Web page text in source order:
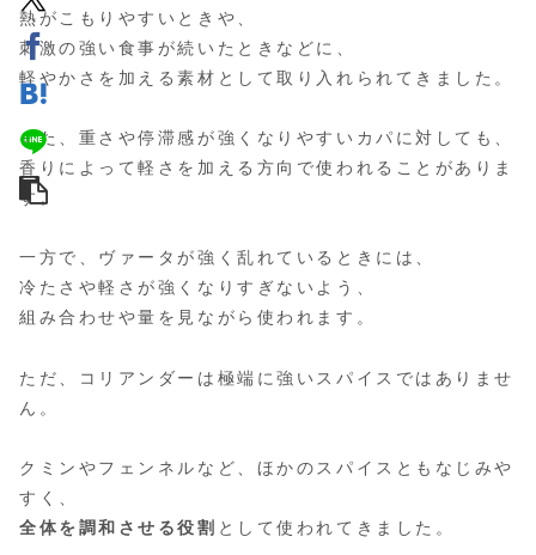
熱がこもりやすいときや、
刺激の強い食事が続いたときなどに、
軽やかさを加える素材として取り入れられてきました。
また、重さや停滞感が強くなりやすいカパに対しても、
香りによって軽さを加える方向で使われることがありま
す。
一方で、ヴァータが強く乱れているときには、
冷たさや軽さが強くなりすぎないよう、
組み合わせや量を見ながら使われます。
ただ、コリアンダーは極端に強いスパイスではありませ
ん。
クミンやフェンネルなど、ほかのスパイスともなじみや
すく、
全体を調和させる役割 として使われてきました。